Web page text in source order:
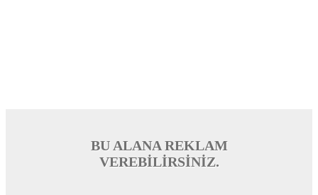
BU ALANA REKLAM
VEREBİLİRSİNİZ.